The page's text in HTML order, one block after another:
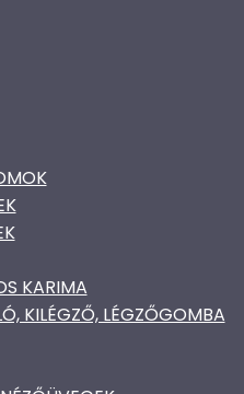
KARIMA
KILÉGZŐ, LÉGZŐGOMBA